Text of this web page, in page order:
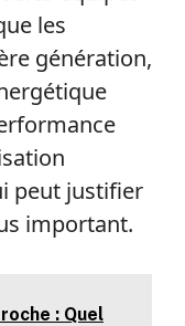
les
génération,
peut justifier
important.
: Quel